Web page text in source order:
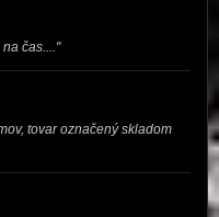
čas...."
tovar označený skladom